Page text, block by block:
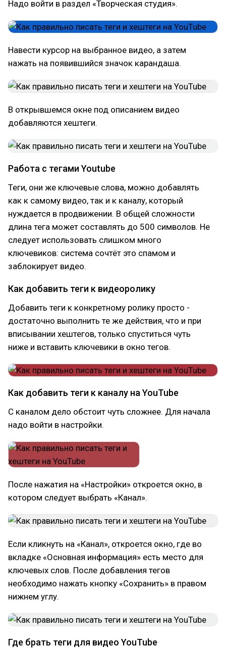
Надо войти в раздел «Творческая студия».
Навести курсор на выбранное видео, а затем
нажать на появившийся значок карандаша.
В открывшемся окне под описанием видео
добавляются хештеги.
Работа с тегами Youtube
Теги, они же ключевые слова, можно добавлять
как к самому видео, так и к каналу, который
нуждается в продвижении. В общей сложности
длина тега может составлять до 500 символов. Не
следует использовать слишком много
ключевиков: система сочтёт это спамом и
заблокирует видео.
Как добавить теги к видеоролику
Добавить теги к конкретному ролику просто -
достаточно выполнить те же действия, что и при
вписывании хештегов, только спуститься чуть
ниже и вставить ключевики в окно тегов.
Как добавить теги к каналу на YouTube
С каналом дело обстоит чуть сложнее. Для начала
надо войти в настройки.
После нажатия на «Настройки» откроется окно, в
котором следует выбрать «Канал».
Если кликнуть на «Канал», откроется окно, где во
вкладке «Основная информация» есть место для
ключевых слов. После добавления тегов
необходимо нажать кнопку «Сохранить» в правом
нижнем углу.
Где брать теги для видео YouTube